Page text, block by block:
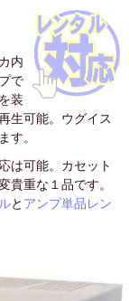
内
で
装
生可能。ウグイス
す。
は可能。カセット
貴重な１品です。
と アンプ単品レン